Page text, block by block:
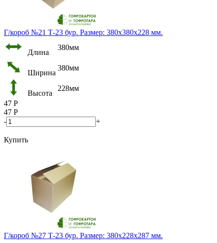
Г/короб №21 Т-23 бур. Размер: 380х380х228 мм.
Длина
380мм
Ширина
380мм
Высота
228мм
47 Р
47 Р
-
+
Купить
Г/короб №27 Т-23 бур. Размер: 380х228х287 мм.